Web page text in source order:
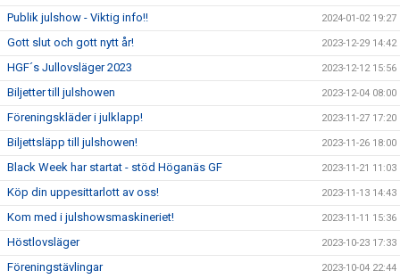
Publik julshow - Viktig info!! 2024-01-02 19:27
Gott slut och gott nytt år! 2023-12-29 14:42
HGF´s Jullovsläger 2023 2023-12-12 15:56
Biljetter till julshowen 2023-12-04 08:00
Föreningskläder i julklapp! 2023-11-27 17:20
Biljettsläpp till julshowen! 2023-11-26 18:00
Black Week har startat - stöd Höganäs GF 2023-11-21 11:03
Köp din uppesittarlott av oss! 2023-11-13 14:43
Kom med i julshowsmaskineriet! 2023-11-11 15:36
Höstlovsläger 2023-10-23 17:33
Föreningstävlingar 2023-10-04 22:44